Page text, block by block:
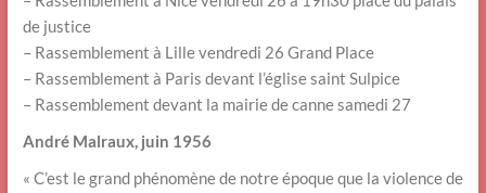
de justice
– Rassemblement à Lille vendredi 26 Grand Place
– Rassemblement à Paris devant l’église saint Sulpice
– Rassemblement devant la mairie de canne samedi 27
André Malraux, juin 1956
« C’est le grand phénomène de notre époque que la violence de